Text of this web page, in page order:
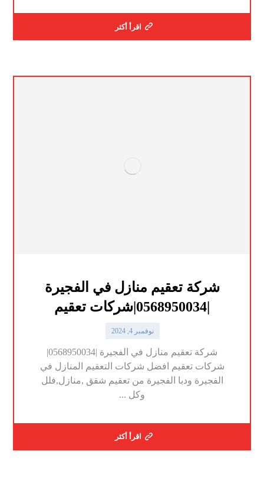
اقرأ أكثر
شركة تعقيم منازل في الفجيرة
|0568950034|شركات تعقيم
نوفمبر 4, 2024
شركة تعقيم منازل في الفجيرة |0568950034|
شركات تعقيم افضل شركات التعقيم المنازل في
الفجيرة ودبا الفجيرة من تعقيم شقق ,منازل,فلل
وكل ...
اقرأ أكثر